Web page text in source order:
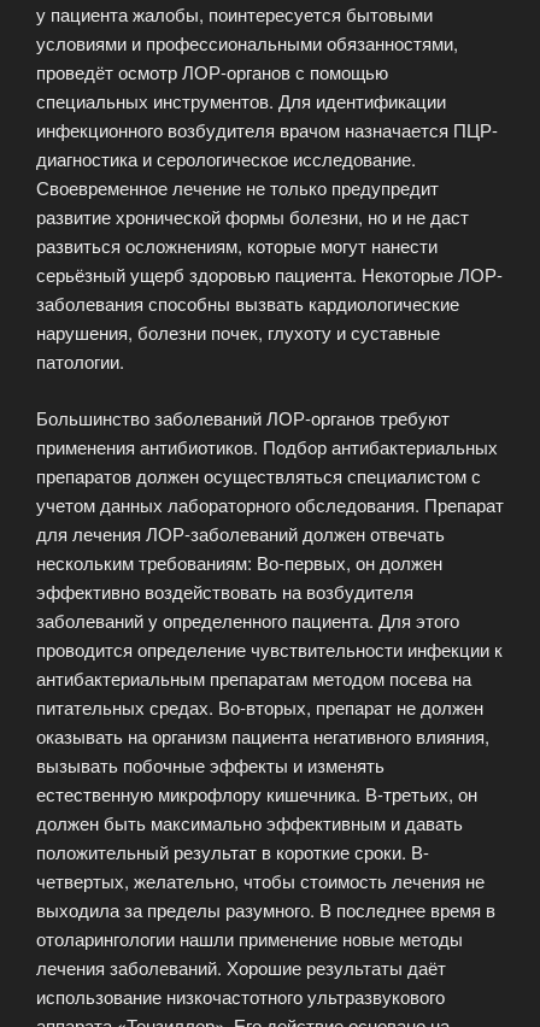
у пациента жалобы, поинтересуется бытовыми
условиями и профессиональными обязанностями,
проведёт осмотр ЛОР-органов с помощью
специальных инструментов. Для идентификации
инфекционного возбудителя врачом назначается ПЦР-
диагностика и серологическое исследование.
Своевременное лечение не только предупредит
развитие хронической формы болезни, но и не даст
развиться осложнениям, которые могут нанести
серьёзный ущерб здоровью пациента. Некоторые ЛОР-
заболевания способны вызвать кардиологические
нарушения, болезни почек, глухоту и суставные
патологии.
Большинство заболеваний ЛОР-органов требуют
применения антибиотиков. Подбор антибактериальных
препаратов должен осуществляться специалистом с
учетом данных лабораторного обследования. Препарат
для лечения ЛОР-заболеваний должен отвечать
нескольким требованиям: Во-первых, он должен
эффективно воздействовать на возбудителя
заболеваний у определенного пациента. Для этого
проводится определение чувствительности инфекции к
антибактериальным препаратам методом посева на
питательных средах. Во-вторых, препарат не должен
оказывать на организм пациента негативного влияния,
вызывать побочные эффекты и изменять
естественную микрофлору кишечника. В-третьих, он
должен быть максимально эффективным и давать
положительный результат в короткие сроки. В-
четвертых, желательно, чтобы стоимость лечения не
выходила за пределы разумного. В последнее время в
отоларингологии нашли применение новые методы
лечения заболеваний. Хорошие результаты даёт
использование низкочастотного ультразвукового